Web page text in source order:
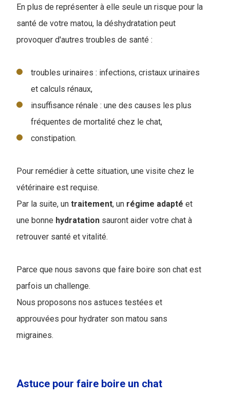
En plus de représenter à elle seule un risque pour la
santé de votre matou, la déshydratation peut
provoquer d'autres troubles de santé :
troubles urinaires : infections, cristaux urinaires
et calculs rénaux,
insuffisance rénale : une des causes les plus
fréquentes de mortalité chez le chat,
constipation.
Pour remédier à cette situation, une visite chez le
vétérinaire est requise.
Par la suite, un traitement, un régime adapté et
une bonne hydratation sauront aider votre chat à
retrouver santé et vitalité.
Parce que nous savons que faire boire son chat est
parfois un challenge.
Nous proposons nos astuces testées et
approuvées pour hydrater son matou sans
migraines.
Astuce pour faire boire un chat